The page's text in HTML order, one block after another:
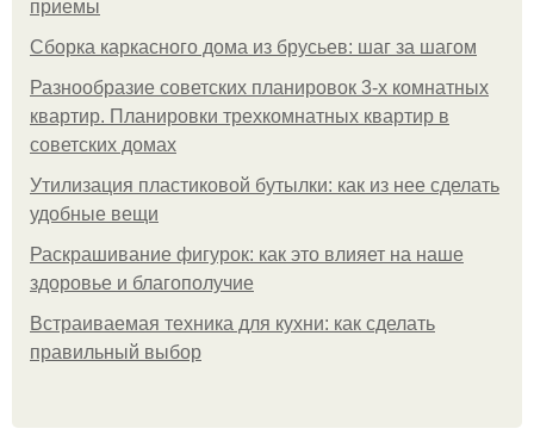
приемы
Сборка каркасного дома из брусьев: шаг за шагом
Разнообразие советских планировок 3-х комнатных
квартир. Планировки трехкомнатных квартир в
советских домах
Утилизация пластиковой бутылки: как из нее сделать
удобные вещи
Раскрашивание фигурок: как это влияет на наше
здоровье и благополучие
Встраиваемая техника для кухни: как сделать
правильный выбор